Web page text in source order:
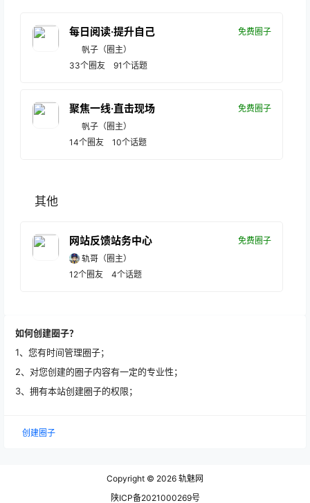
每日阅读·提升自己
免费圈子
帆子 （圈主）
33个圈友 91个话题
聚焦一线·直击现场
免费圈子
帆子 （圈主）
14个圈友 10个话题
其他
网站反馈站务中心
免费圈子
轨哥 （圈主）
12个圈友 4个话题
如何创建圈子？
1、您有时间管理圈子；
2、对您创建的圈子内容有一定的专业性；
3、拥有本站创建圈子的权限；
创建圈子
Copyright © 2026 轨魅网
陕ICP备2021000269号